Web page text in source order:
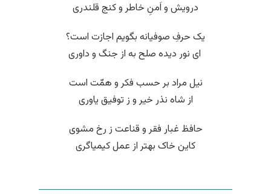
درویش و اَمنِ خاطر و کنج قلندری
یک حرفِ صوفیانه بگویم اجازت است؟
‌ ای نور دیده صلح به از جنگ و داوری
نیل مراد بر حسب فکر و همّت است
از شاه نذر خیر و ز توفیق یاوری
حافظ غبار فقر و قناعت ز رخ مشوی
کاین خاک بهتر از عمل کیمیاگری